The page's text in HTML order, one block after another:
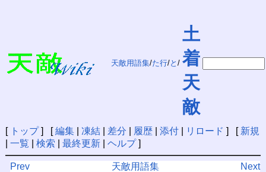
天敵用語集/た行/と /
土
着
天
敵
[ トップ] [編集| 凍結| 差分 履歴| 添付| リロード ] [ 新規
一覧 検索 最終更新| ヘルプ]
Prev Next
天敵用語集